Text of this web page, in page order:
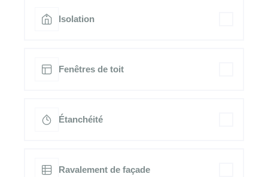
Isolation
Fenêtres de toit
Étanchéité
Ravalement de façade